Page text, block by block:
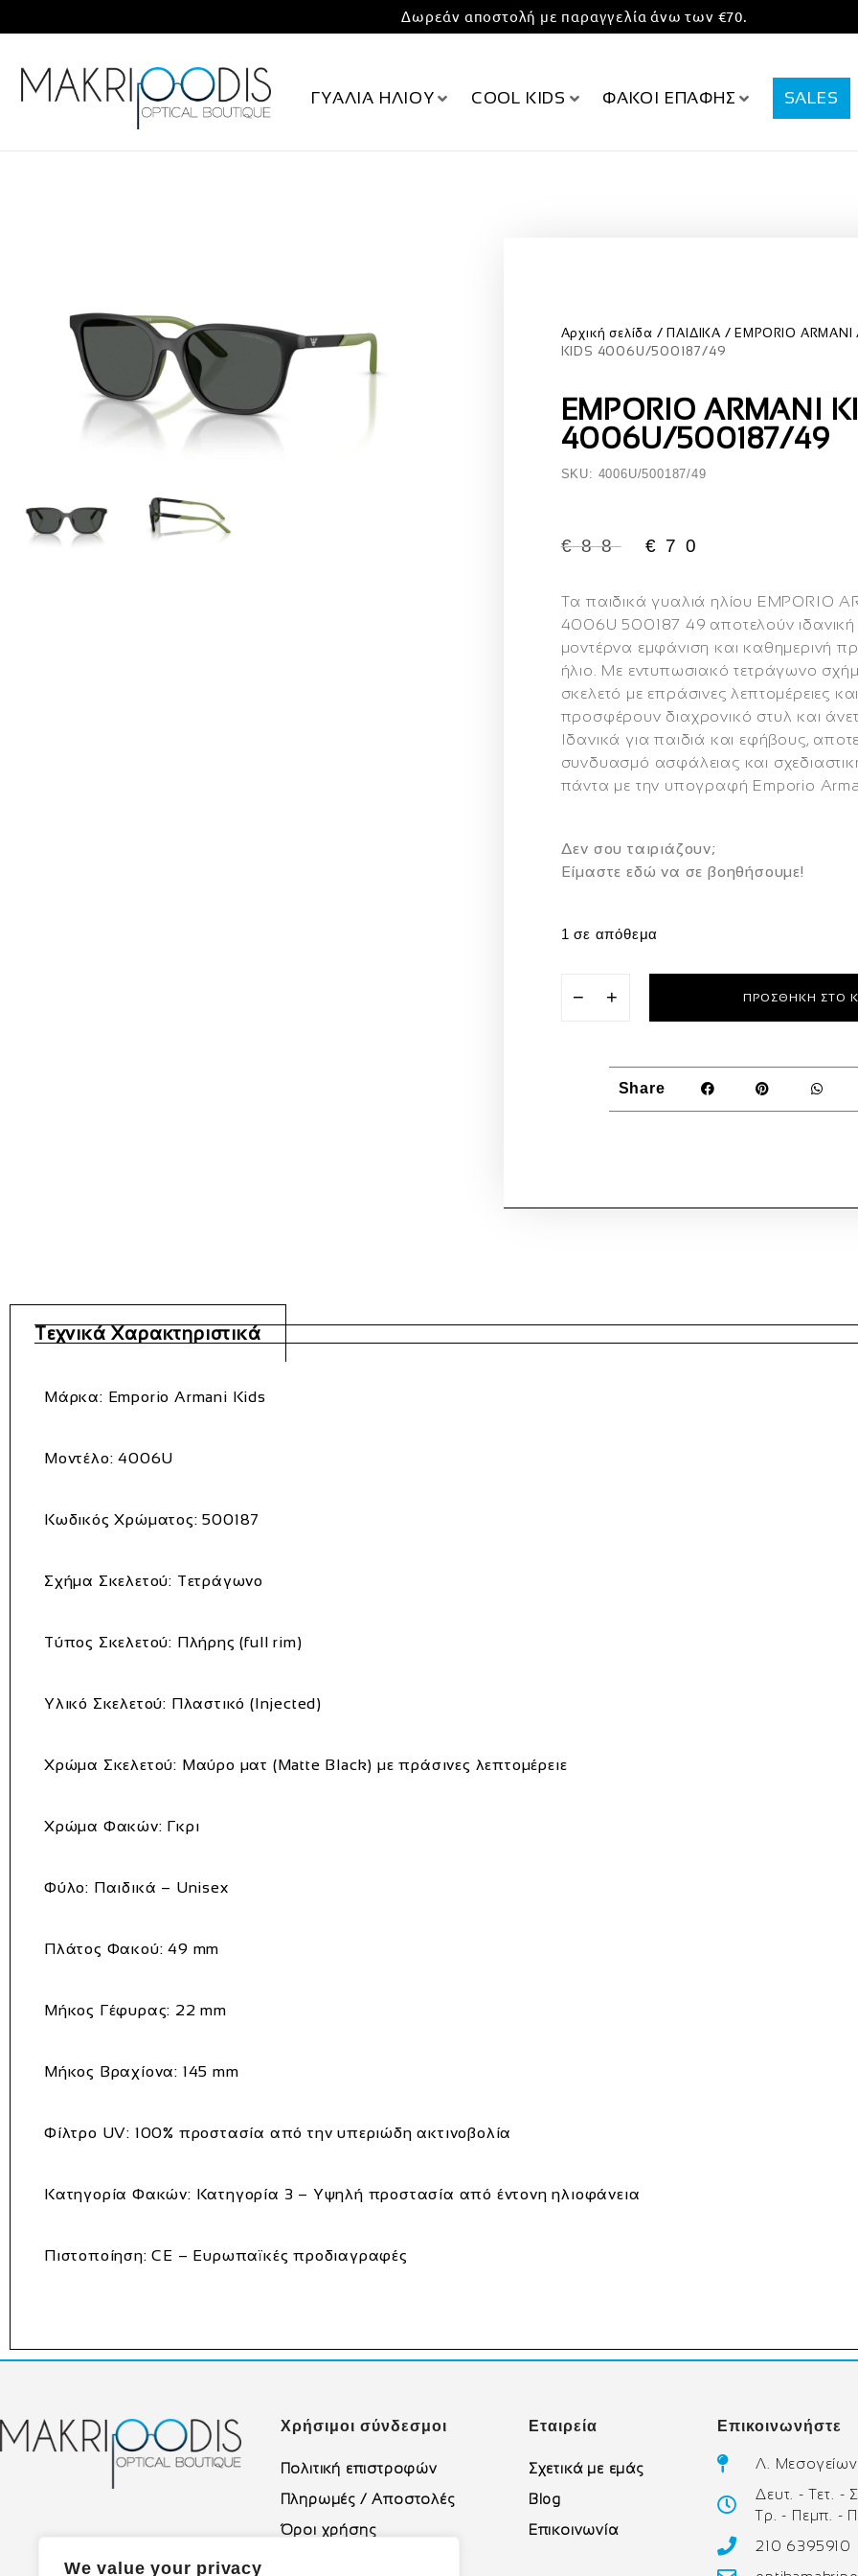
We value your privacy
Δωρεάν αποστολή με παραγγελία άνω των €70.
ΓΥΑΛΙΑ ΗΛΙΟΥ COOL KIDS ΦΑΚΟΙ ΕΠΑΦΗΣ SALES
Αρχική σελίδα ΠΑΙΔΙΚΑ EMPORIO ARMANI
KIDS 4006U/500187/49
EMPORIO ARMANI
4006U/500187/49
SKU: 4006U/500187/49
€88 € 70
Τα παιδικά γυαλιά ηλίου EMPORIO
4006U 500187 49 αποτελούν ιδανική
μοντέρνα εμφάνιση και καθημερινή
ήλιο. Με εντυπωσιακό τετράγωνο
σκελετό με επράσινες λεπτομέρειες
προσφέρουν διαχρονικό στυλ και
Ιδανικά για παιδιά και εφήβους,
συνδυασμό ασφάλειας και
πάντα με την υπογραφή Emporio
Δεν σου ταιριάζουν;
Eίμαστε εδώ να σε βοηθήσουμε!
1 σε απόθεμα
− + ΠΡΟΣΘΉΚΗ ΣΤΟ
Share
Τεχνικά Χαρακτηριστικά
Μάρκα: Emporio Armani Kids
Μοντέλο: 4006U
Κωδικός Χρώματος: 500187
Σχήμα Σκελετού: Τετράγωνο
Τύπος Σκελετού: Πλήρης (full rim)
Υλικό Σκελετού: Πλαστικό (Injected)
Χρώμα Σκελετού: Μαύρο ματ (Matte Black) με πράσινες λεπτομέρειε
Χρώμα Φακών: Γκρι
Φύλο: Παιδικά – Unisex
Πλάτος Φακού: 49 mm
Μήκος Γέφυρας: 22 mm
Μήκος Βραχίονα: 145 mm
Φίλτρο UV: 100% προστασία από την υπεριώδη ακτινοβολία
Κατηγορία Φακών: Κατηγορία 3 – Υψηλή προστασία από έντονη ηλιοφάνεια
Πιστοποίηση: CE – Ευρωπαϊκές προδιαγραφές
Χρήσιμοι σύνδεσμοι
Πολιτική επιστροφών
Πληρωμές / Αποστολές
Όροι χρήσης
Εταιρεία
Σχετικά με εμάς
Blog
Επικοινωνία
Επικοινωνήστε
Λ.
Δευτ. - Τετ. -
Τρ. - Πεμπ. -
210 6395910